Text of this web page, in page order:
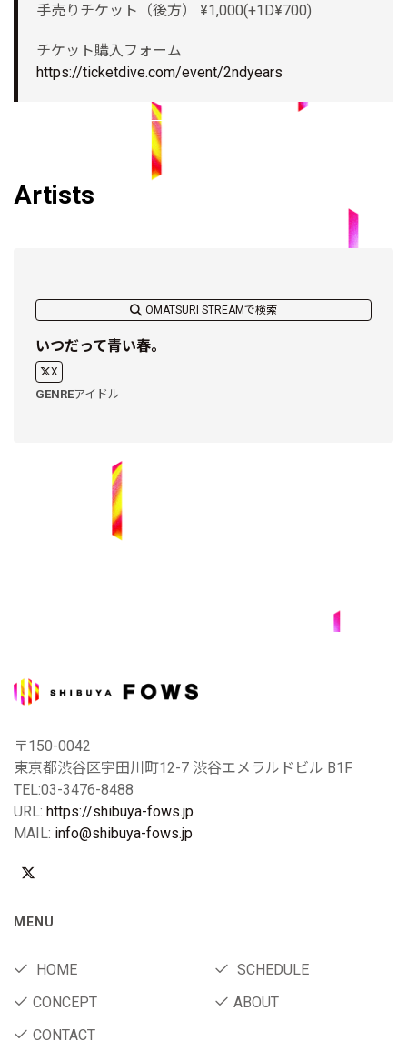
手売りチケット（後方） ¥1,000(+1D¥700)
チケット購入フォーム
https://ticketdive.com/event/2ndyears
Artists
OMATSURI STREAMで検索
いつだって青い春。
X
GENREアイドル
〒150-0042
東京都渋谷区宇田川町12-7 渋谷エメラルドビル B1F
TEL:03-3476-8488
URL: https://shibuya-fows.jp
MAIL: info@shibuya-fows.jp
MENU
HOME
SCHEDULE
CONCEPT
ABOUT
CONTACT